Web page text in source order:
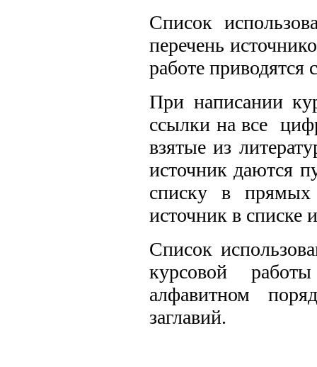
Список
перечень
работе приводятся
При написании
ссылки на все
взятые из
источник даются
списку в
источник в списке
Список
курсовой
алфавитном
заглавий.